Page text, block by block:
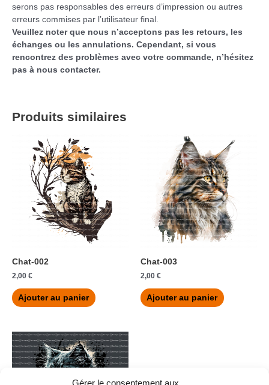
Gérer le consentement aux
serons pas responsables des erreurs d’impression ou autres
erreurs commises par l’utilisateur final.
Veuillez noter que nous n’acceptons pas les retours, les
échanges ou les annulations. Cependant, si vous
rencontrez des problèmes avec votre commande, n’hésitez
pas à nous contacter.
Produits similaires
Chat-002
2,00 €
Ajouter au panier
Chat-003
2,00 €
Ajouter au panier